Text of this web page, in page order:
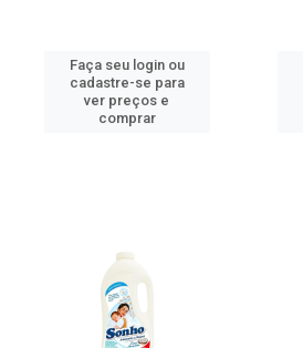
Faça seu login ou
cadastre-se para
ver preços e
comprar